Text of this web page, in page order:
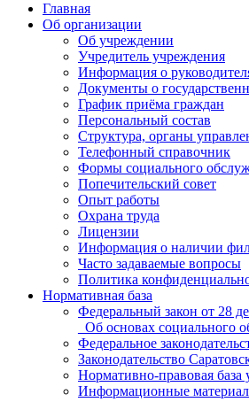
Главная
Об организации
Об учреждении
Учредитель учреждения
Информация о
Документы о
График приёма граждан
Персональный состав
Структура, органы
Телефонный справочник
Формы социального
Попечительский совет
Опыт работы
Охрана труда
Лицензии
Информация о наличии
Часто задаваемые вопросы
Политика
Нормативная база
Федеральный закон от 28
_Об основах социального
Федеральное
Законодательство
Нормативно-правовая база
Информационные